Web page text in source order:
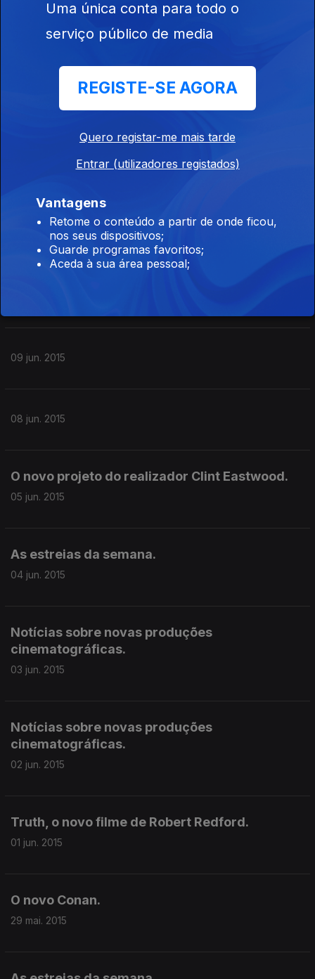
Os novos projetos de Angelina Jolie.
15 jun. 2015
11 jun. 2015
09 jun. 2015
08 jun. 2015
O novo projeto do realizador Clint Eastwood.
05 jun. 2015
As estreias da semana.
04 jun. 2015
Notícias sobre novas produções
cinematográficas.
03 jun. 2015
Notícias sobre novas produções
cinematográficas.
02 jun. 2015
Truth, o novo filme de Robert Redford.
01 jun. 2015
O novo Conan.
29 mai. 2015
Uma única conta para todo o
serviço público de media
REGISTE-SE AGORA
Quero registar-me mais tarde
Entrar (utilizadores registados)
Vantagens
Retome o conteúdo a partir de onde ficou,
nos seus dispositivos;
Guarde programas favoritos;
Aceda à sua área pessoal;